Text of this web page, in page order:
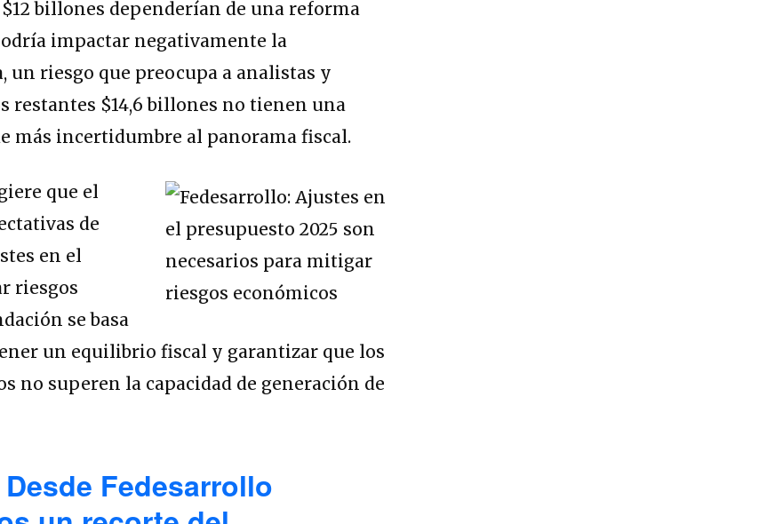
billones dependerían de una reforma
impactar negativamente la
un riesgo que preocupa a analistas y
restantes $14,6 billones no tienen una
más incertidumbre al panorama fiscal.
que el
de
en el
riesgos
se basa
un equilibrio fiscal y garantizar que los
no superen la capacidad de generación de
Fedesarrollo